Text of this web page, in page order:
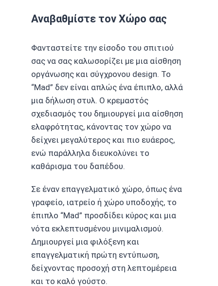
Αναβαθμίστε τον Χώρο σας
Φανταστείτε την είσοδο του σπιτιού
σας να σας καλωσορίζει με μια αίσθηση
οργάνωσης και σύγχρονου design. Το
“Mad” δεν είναι απλώς ένα έπιπλο, αλλά
μια δήλωση στυλ. Ο κρεμαστός
σχεδιασμός του δημιουργεί μια αίσθηση
ελαφρότητας, κάνοντας τον χώρο να
δείχνει μεγαλύτερος και πιο ευάερος,
ενώ παράλληλα διευκολύνει το
καθάρισμα του δαπέδου.
Σε έναν επαγγελματικό χώρο, όπως ένα
γραφείο, ιατρείο ή χώρο υποδοχής, το
έπιπλο “Mad” προσδίδει κύρος και μια
νότα εκλεπτυσμένου μινιμαλισμού.
Δημιουργεί μια φιλόξενη και
επαγγελματική πρώτη εντύπωση,
δείχνοντας προσοχή στη λεπτομέρεια
και το καλό γούστο.